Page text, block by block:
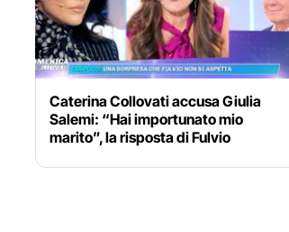
Caterina Collovati accusa Giulia
Salemi: “Hai importunato mio
marito”, la risposta di Fulvio